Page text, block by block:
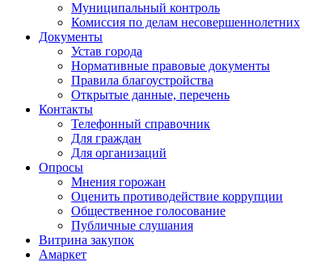
Муниципальный контроль
Комиссия по делам несовершеннолетних
Документы
Устав города
Нормативные правовые документы
Правила благоустройства
Открытые данные, перечень
Контакты
Телефонный справочник
Для граждан
Для организаций
Опросы
Мнения горожан
Оценить противодействие коррупции
Общественное голосование
Публичные слушания
Витрина закупок
Амаркет